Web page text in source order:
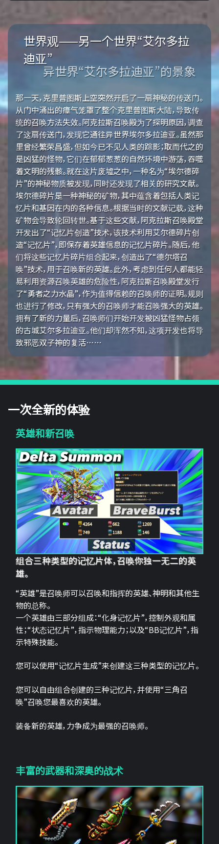
世界观——另一个世界“艾尔多拉
迪亚”
异世界“艾尔多拉迪亚”的景象
那一天，克里普图斯上空突然开启了一扇神秘的传送门。
从门中涌出的瘴气笼罩了整个克里普图斯大陆，导致传
统的召唤方法失效。阿克拉斯召唤殿为了探明原因，调查
了这扇传送门，发现它通往异世界埃尔多拉迪亚。虽然那
里曾经繁荣昌盛，但如今已不见人类的踪影；取而代之的
是凶猛的怪物，它们在郁郁葱葱的自然环境中游荡，吞噬
着文明的残骸。就在这片废墟之中，一种名为“埃尔德碎
片”的神秘物质被发现，同时还发现了相关的研究文献。
埃尔德碎片是一种神秘的矿物，其中蕴含着包括人类记
忆片和基因在内的各种信息。根据当时的文献记载，这种
矿物会导致轮回转世。基于这些文献，阿克拉斯召唤殿堂
开发出了“记忆片创造”技术，该技术利用艾尔德碎片创
造“记忆片”，即保存着英雄信息的记忆片碎片。随后，他
们将这些记忆片碎片组合起来，创造出了“德尔塔召
唤”技术，用于召唤新的英雄。此外，考虑到任何人都能轻
易利用资源召唤英雄的危险性，阿克拉斯召唤殿堂发行
了“勇者之力水晶”，作为值得信赖的召唤师的证明。规则
也进行了修改，只有强大的召唤师才能召唤强大的英雄。
拥有了新的力量后，召唤师们开始开发被凶猛怪物占领
的古城艾尔多拉迪亚。他们却浑然不知，这项开发也将导
致邪恶双子神的复活……
一次全新的体验
英雄和新召唤
组合三种类型的记忆片体，召唤你独一无二的英
雄。
“英雄”是召唤师可以召唤和指挥的英雄、神明和其他生
物的总称。
一个英雄由三部分组成：“化身记忆片”，控制外观和属
性；“状态记忆片”，指示物理能力；以及“BB记忆片”，指
示特殊技能。
您可以使用“记忆片生成”来创建这三种类型的记忆片。
您可以自由组合创建的三种记忆片，并使用“三角召
唤”召唤您最喜欢的英雄。
装备新的英雄，力争成为最强的召唤师。
丰富的武器和深奥的战术